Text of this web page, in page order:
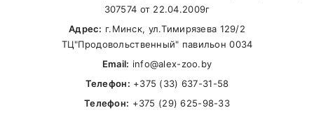
307574 от 22.04.2009г
Адрес: г.Минск, ул.Тимирязева 129/2
ТЦ"Продовольственный" павильон 0034
Email: info@alex-zoo.by
Телефон: +375 (33) 637-31-58
Телефон: +375 (29) 625-98-33